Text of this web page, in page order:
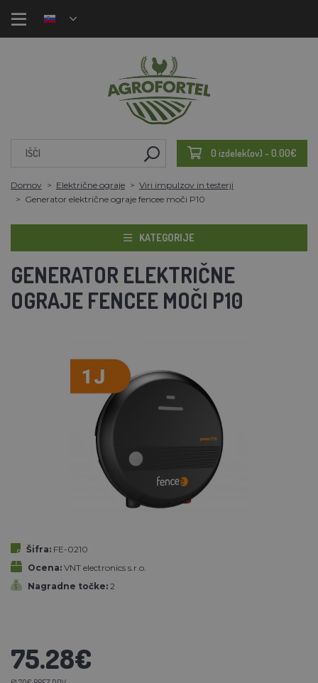
0 izdelek(ov) - 0.00€
Domov Električne ograje
Viri impulzov in testerji
Generator električne ograje fencee moči P10
KATEGORIJE
GENERATOR ELEKTRIČNE
OGRAJE FENCEE MOČI P10
Šifra: FE-0210
Ocena: VNT electronics s.r.o.
Nagradne točke: 2
75.28€